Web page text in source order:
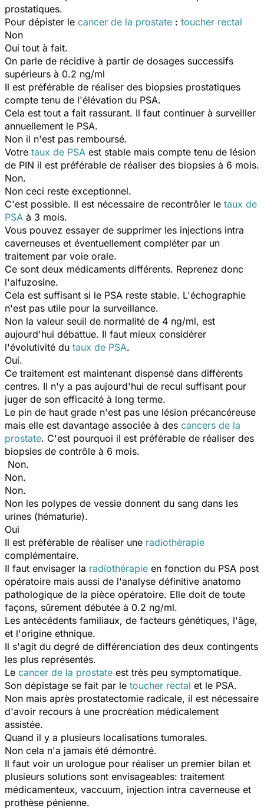
prostatiques.
Pour dépister le cancer de la prostate : toucher rectal
Non
Oui tout à fait.
On parle de récidive à partir de dosages successifs
supérieurs à 0.2 ng/ml
Il est préférable de réaliser des biopsies prostatiques
compte tenu de l'élévation du PSA.
Cela est tout a fait rassurant. Il faut continuer à surveiller
annuellement le PSA.
Non il n'est pas remboursé.
Votre taux de PSA est stable mais compte tenu de lésion
de PIN il est préférable de réaliser des biopsies à 6 mois.
Non.
Non ceci reste exceptionnel.
C'est possible. Il est nécessaire de recontrôler le taux de
PSA à 3 mois.
Vous pouvez essayer de supprimer les injections intra
caverneuses et éventuellement compléter par un
traitement par voie orale.
Ce sont deux médicaments différents. Reprenez donc
l'alfuzosine.
Cela est suffisant si le PSA reste stable. L'échographie
n'est pas utile pour la surveillance.
Non la valeur seuil de normalité de 4 ng/ml, est
aujourd'hui débattue. Il faut mieux considérer
l'évolutivité du taux de PSA.
Oui.
Ce traitement est maintenant dispensé dans différents
centres. Il n'y a pas aujourd'hui de recul suffisant pour
juger de son efficacité à long terme.
Le pin de haut grade n'est pas une lésion précancéreuse
mais elle est davantage associée à des cancers de la
prostate. C'est pourquoi il est préférable de réaliser des
biopsies de contrôle à 6 mois.
Non.
Non.
Non.
Non les polypes de vessie donnent du sang dans les
urines (hématurie).
Oui
Il est préférable de réaliser une radiothérapie
complémentaire.
Il faut envisager la radiothérapie en fonction du PSA post
opératoire mais aussi de l'analyse définitive anatomo
pathologique de la pièce opératoire. Elle doit de toute
façons, sûrement débutée à 0.2 ng/ml.
Les antécédents familiaux, de facteurs génétiques, l'âge,
et l'origine ethnique.
Il s'agit du degré de différenciation des deux contingents
les plus représentés.
Le cancer de la prostate est très peu symptomatique.
Son dépistage se fait par le toucher rectal et le PSA.
Non mais après prostatectomie radicale, il est nécessaire
d'avoir recours à une procréation médicalement
assistée.
Quand il y a plusieurs localisations tumorales.
Non cela n'a jamais été démontré.
Il faut voir un urologue pour réaliser un premier bilan et
plusieurs solutions sont envisageables: traitement
médicamenteux, vaccuum, injection intra caverneuse et
prothèse pénienne.